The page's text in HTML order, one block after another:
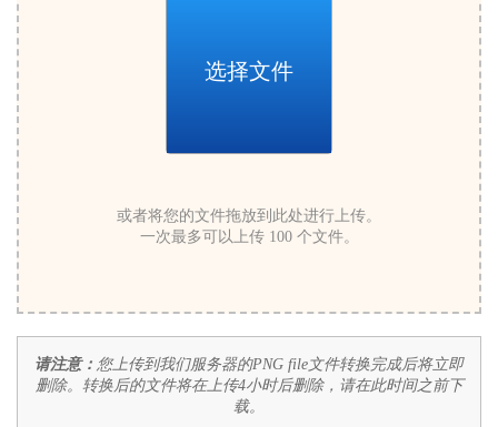
选择文件
或者将您的文件拖放到此处进行上传。
一次最多可以上传 100 个文件。
请注意： 您上传到我们服务器的PNG file文件转换完成后将立即
删除。转换后的文件将在上传4小时后删除，请在此时间之前下
载。